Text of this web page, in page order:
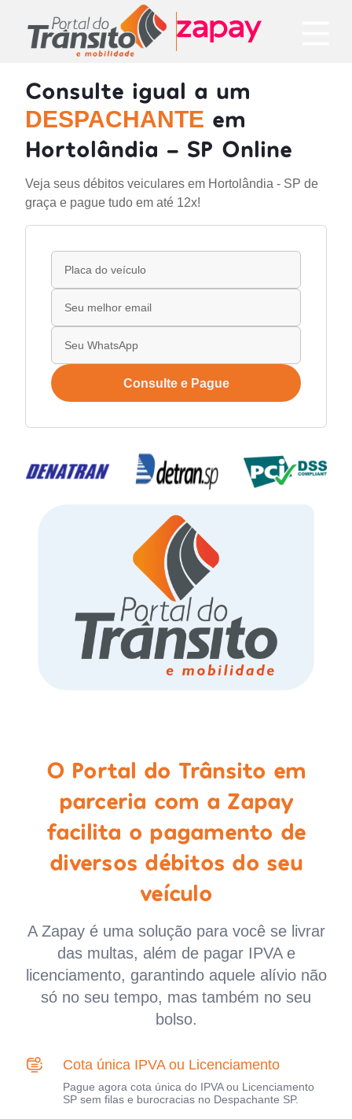
Consulte igual a um
DESPACHANTE em
Hortolândia - SP Online
Veja seus débitos veiculares em Hortolândia - SP de
graça e pague tudo em até 12x!
Consulte e Pague
O Portal do Trânsito em
parceria com a Zapay
facilita o pagamento de
diversos débitos do seu
veículo
A Zapay é uma solução para você se livrar
das multas, além de pagar IPVA e
licenciamento, garantindo aquele alívio não
só no seu tempo, mas também no seu
bolso.
Cota única IPVA ou Licenciamento
Pague agora cota única do IPVA ou Licenciamento
SP sem filas e burocracias no Despachante SP.